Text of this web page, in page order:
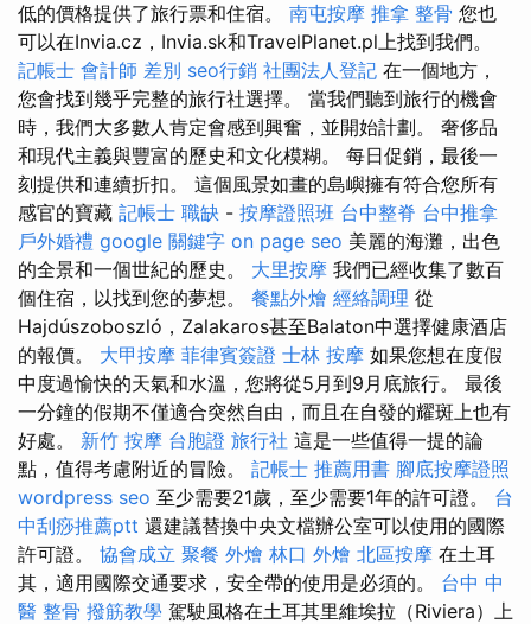
低的價格提供了旅行票和住宿。 南屯按摩 推拿 整骨 您也
可以在Invia.cz，Invia.sk和TravelPlanet.pl上找到我們。
記帳士 會計師 差別 seo行銷 社團法人登記 在一個地方，
您會找到幾乎完整的旅行社選擇。 當我們聽到旅行的機會
時，我們大多數人肯定會感到興奮，並開始計劃。 奢侈品
和現代主義與豐富的歷史和文化模糊。 每日促銷，最後一
刻提供和連續折扣。 這個風景如畫的島嶼擁有符合您所有
感官的寶藏 記帳士 職缺 - 按摩證照班 台中整脊 台中推拿
戶外婚禮 google 關鍵字 on page seo 美麗的海灘，出色
的全景和一個世紀的歷史。 大里按摩 我們已經收集了數百
個住宿，以找到您的夢想。 餐點外燴 經絡調理 從
Hajdúszoboszló，Zalakaros甚至Balaton中選擇健康酒店
的報價。 大甲按摩 菲律賓簽證 士林 按摩 如果您想在度假
中度過愉快的天氣和水溫，您將從5月到9月底旅行。 最後
一分鐘的假期不僅適合突然自由，而且在自發的耀斑上也有
好處。 新竹 按摩 台胞證 旅行社 這是一些值得一提的論
點，值得考慮附近的冒險。 記帳士 推薦用書 腳底按摩證照
wordpress seo 至少需要21歲，至少需要1年的許可證。 台
中刮痧推薦ptt 還建議替換中央文檔辦公室可以使用的國際
許可證。 協會成立 聚餐 外燴 林口 外燴 北區按摩 在土耳
其，適用國際交通要求，安全帶的使用是必須的。 台中 中
醫 整骨 撥筋教學 駕駛風格在土耳其里維埃拉（Riviera）上